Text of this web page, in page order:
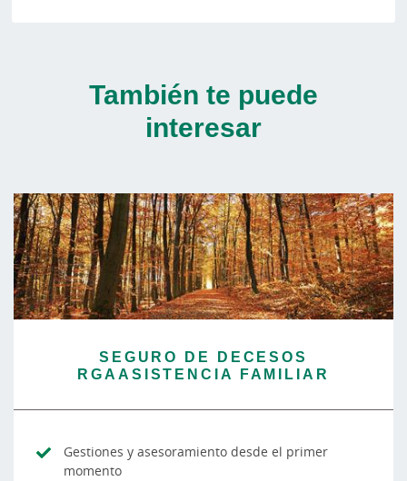
También te puede
interesar
SEGURO DE DECESOS
RGAASISTENCIA FAMILIAR
Gestiones y asesoramiento desde el primer
momento